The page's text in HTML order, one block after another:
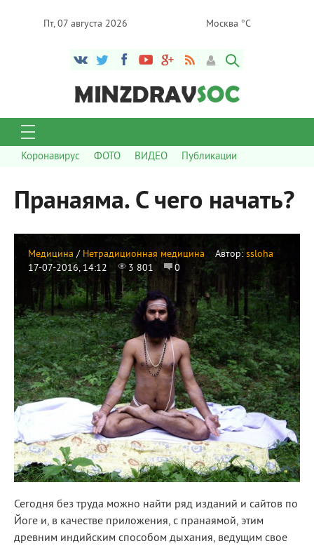
Пт, 07 августа 2026 Москва °C
Коронавирус ФОТО ВИДЕО Публикации
Пранаяма. С чего начать?
Медицина / Нетрадиционная медицина Автор: ssloha
17-07-2016, 14:12
3 801 0
Сегодня без труда можно найти ряд изданий и сайтов по
Йоге и, в качестве приложения, с пранаямой, этим
древним индийским способом дыхания, ведущим свое